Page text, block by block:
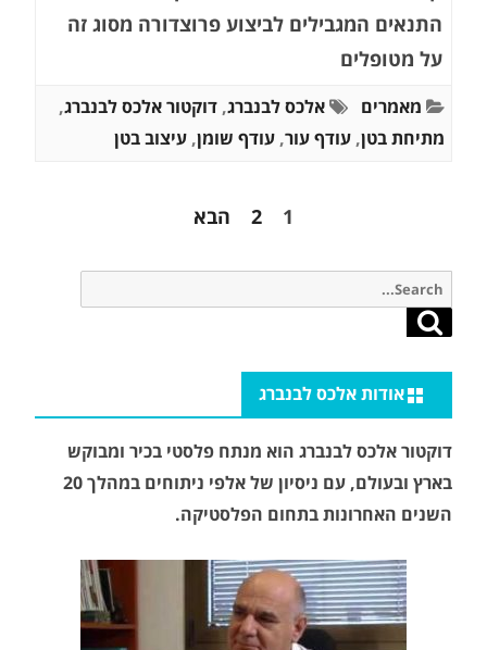
התנאים המגבילים לביצוע פרוצדורה מסוג זה
על מטופלים
מאמרים אלכס לבנברג, דוקטור אלכס לבנברג,
מתיחת בטן, עודף עור, עודף שומן, עיצוב בטן
1
2 הבא
Search
for:
Search
אודות אלכס לבנברג
דוקטור אלכס לבנברג הוא מנתח פלסטי בכיר ומבוקש
בארץ ובעולם, עם ניסיון של אלפי ניתוחים במהלך 20
השנים האחרונות בתחום הפלסטיקה.